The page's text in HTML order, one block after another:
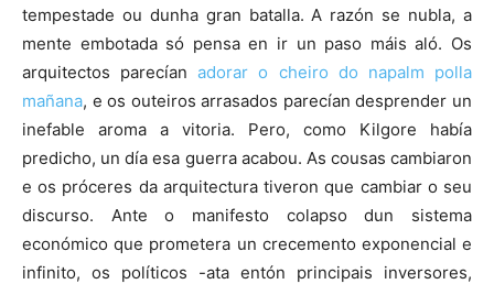
tempestade ou dunha gran batalla. A razón se nubla, a
mente embotada só pensa en ir un paso máis aló. Os
arquitectos parecíanadorar o cheiro do napalm polla
mañana, e os outeiros arrasados parecían desprender un
inefable aroma a vitoria. Pero, como Kilgore había
predicho, un día esa guerra acabou. As cousas cambiaron
e os próceres da arquitectura tiveron que cambiar o seu
discurso. Ante o manifesto colapso dun sistema
económico que prometera un crecemento exponencial e
infinito, os políticos -ata entón principais inversores,